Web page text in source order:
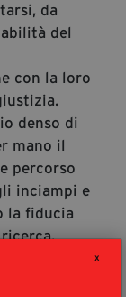
X
da
del
con la loro
denso di
mano il
percorso
inciampi e
la fiducia